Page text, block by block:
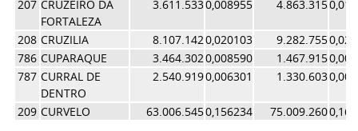
207 CRUZEIRO DA
FORTALEZA
3.611.5330,008955 4.863.315
208 CRUZILIA 8.107.1420,020103 9.282.755
786 CUPARAQUE 3.464.3020,008590 1.467.915
787 CURRAL DE
DENTRO
2.540.9190,006301 1.330.603
209 CURVELO 63.006.5450,156234 75.009.260